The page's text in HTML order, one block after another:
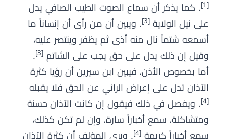
[1] . كما يذكر أن سماع الصوت الطيب الصافي يدل
على نيل الولاية [3] . ويبين أن من رأى أن إنساناً ما
أسمعه شتماً نال منه أذى ثم يظفر وينتصر عليه،
وقيل إن ذلك يدل على حق يجب على الشاتم [3]
.
أما بخصوص الأذن، فيبين ابن سيرين أن رؤيا كثرة
الآذان تدل على إعراض الرائي عن الحق فلا يقبله
[4] . ويفصل في ذلك فيقول إن كانت الآذان حسنة
ومتشاكلة، سمع أخباراً سارة، وإن لم تكن كذلك،
[4]